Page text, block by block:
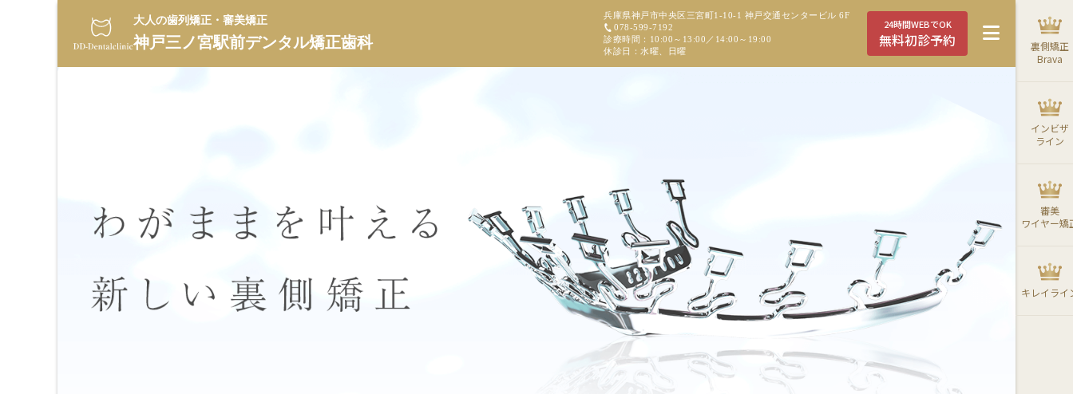
大人の歯列矯正・審美矯正
神戸三ノ宮駅前デンタル矯正歯科
兵庫県神戸市中央区三宮町1-10-1 神戸交通センタービル 6F
078-599-7192
診療時間：10:00～13:00／14:00～19:00
休診日：水曜、日曜
24時間WEBでOK
無料初診予約
裏側矯正
Brava
インビザ
ライン
審美
ワイヤー矯
キレイライ